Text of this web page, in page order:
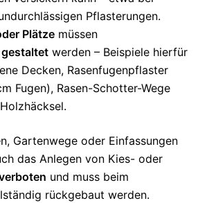
Pflasterungen.
Plätze müssen
werden – Beispiele hierfür
Decken, Rasenfugenpflaster
Fugen), Rasen-Schotter-Wege
Gartenwege oder Einfassungen
das Anlegen von Kies- oder
und muss beim
rückgebaut werden.